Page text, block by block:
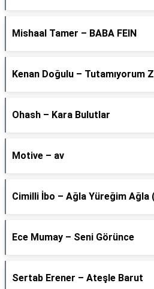
Mishaal Tamer – BABA FEIN
Kenan Doğulu – Tutamıyorum
Ohash – Kara Bulutlar
Motive – av
Cimilli İbo – Ağla Yüreğim Ağla
Ece Mumay – Seni Görünce
Sertab Erener – Ateşle Barut